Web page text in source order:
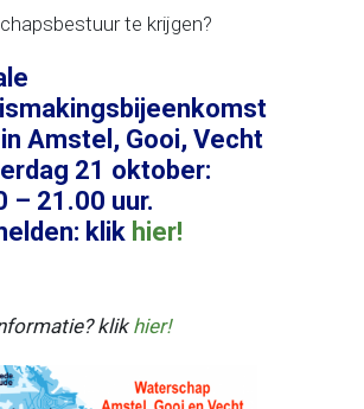
te krijgen?
Amstel, Gooi, Vecht
21 oktober:
– 21.00 uur.
klik hier!
klik hier!